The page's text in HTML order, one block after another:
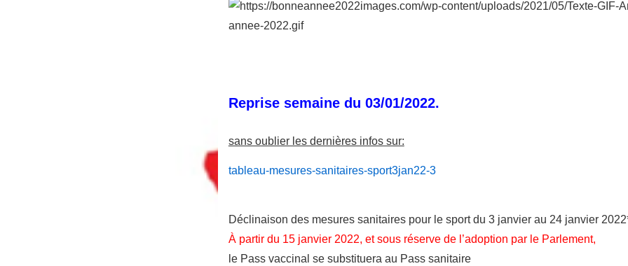
Reprise semaine du 03/01/2022.
sans oublier les dernières infos sur:
tableau-mesures-sanitaires-sport3jan22-3
Déclinaison des mesures sanitaires pour le sportdu 3 janvier au 24 janvier
À partir du 15 janvier 2022, et sous réserve de l’adoption par le Parlement,
le Pass vaccinal se substituera au Pass sanitaire